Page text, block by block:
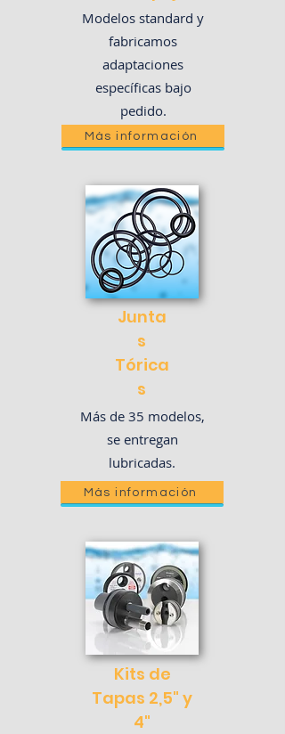
Modelos standard y
fabricamos
adaptaciones
específicas bajo
pedido.
Más información
Junta
s
Tórica
s
Más de 35 modelos,
se entregan
lubricadas.
Más información
Kits de
Tapas 2,5" y
4"